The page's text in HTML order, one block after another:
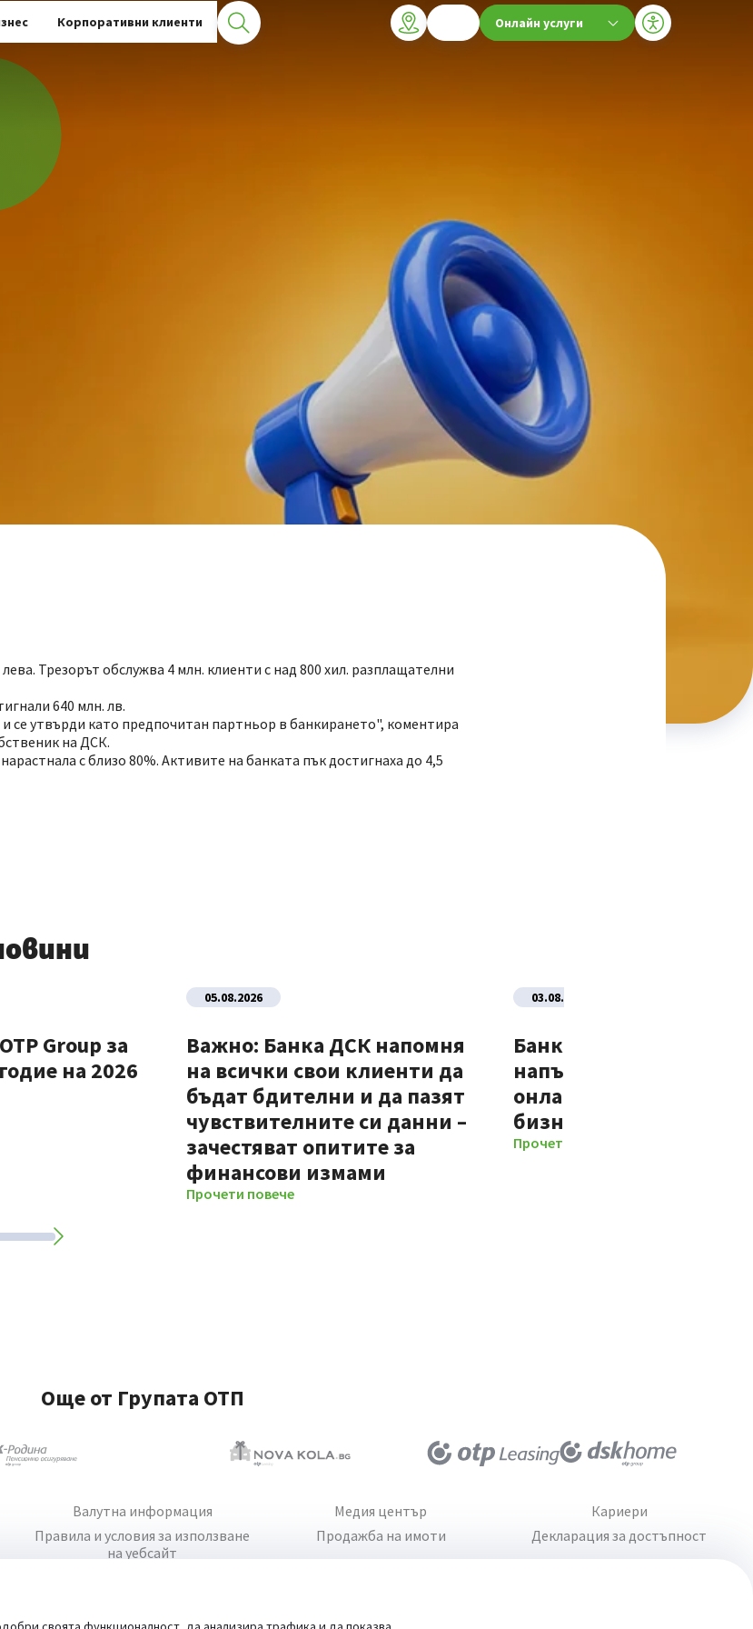
Корпоративни клиенти Онлайн услуги
Трезорът обслужва 4 млн. клиенти с над 800 хил. разплащателни
640 млн. лв.
се утвърди като предпочитан партньор в банкирането", коментира
на ДСК.
с близо 80%. Активите на банката пък достигнаха до 4,5
Group за
на 2026
05.08.2026
Важно: Банка ДСК напомня
на всички свои клиенти да
бъдат бдителни и да пазят
чувствителните си данни –
зачестяват опитите за
финансови измами
Прочети повече
03.08.2026
Банка ДСК стартира
напълно
онлайн процес за нови
бизнес клиенти
Прочети повече
Още от Групата ОТП
Валутна информация
Правила и условия за използване
на уебсайт
Медия център
Продажба на имоти
Кариери
Декларация за достъпност